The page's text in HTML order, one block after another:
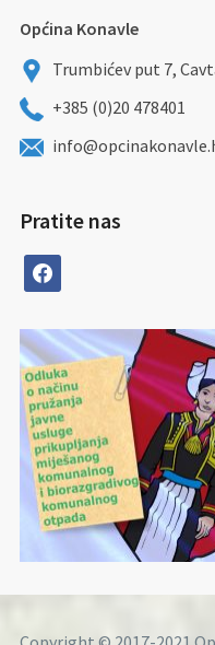
Općina Konavle
Trumbićev put 7,
+385 (0)20 478401
Pratite nas
facebook